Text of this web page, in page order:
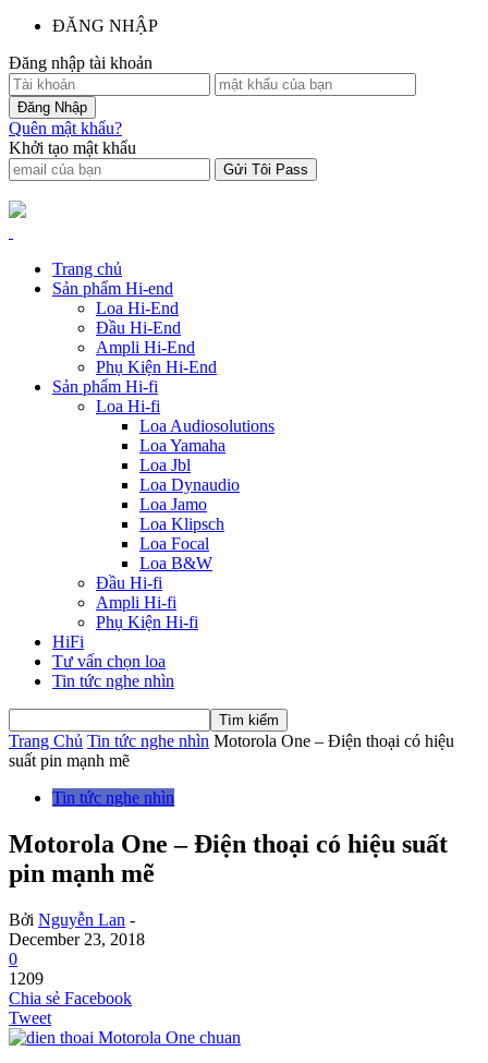
ĐĂNG NHẬP
Đăng nhập tài khoản
Quên mật khẩu?
Khởi tạo mật khẩu
Trang chủ
Sản phẩm Hi-end
Loa Hi-End
Đầu Hi-End
Ampli Hi-End
Phụ Kiện Hi-End
Sản phẩm Hi-fi
Loa Hi-fi
Loa Audiosolutions
Loa Yamaha
Loa Jbl
Loa Dynaudio
Loa Jamo
Loa Klipsch
Loa Focal
Loa B&W
Đầu Hi-fi
Ampli Hi-fi
Phụ Kiện Hi-fi
HiFi
Tư vấn chọn loa
Tin tức nghe nhìn
Trang Chủ Tin tức nghe nhìn Motorola One – Điện thoại có hiệu
suất pin mạnh mẽ
Tin tức nghe nhìn
Motorola One – Điện thoại có hiệu suất
pin mạnh mẽ
Bởi Nguyễn Lan -
December 23, 2018
0
1209
Chia sẻ Facebook
Tweet